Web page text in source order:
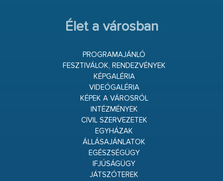
Élet a városban
PROGRAMAJÁNLÓ
FESZTIVÁLOK, RENDEZVÉNYEK
KÉPGALÉRIA
VIDEÓGALÉRIA
KÉPEK A VÁROSRÓL
INTÉZMÉNYEK
CIVIL SZERVEZETEK
EGYHÁZAK
ÁLLÁSAJÁNLATOK
EGÉSZSÉGÜGY
IFJÚSÁGÜGY
JÁTSZÓTEREK